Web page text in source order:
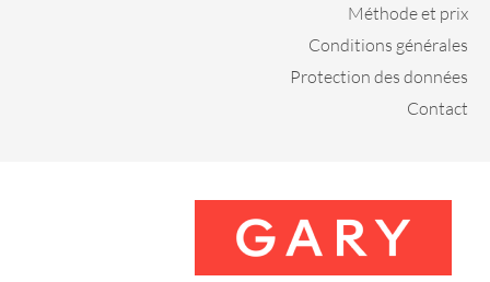
Méthode et prix
Conditions générales
Protection des données
Contact